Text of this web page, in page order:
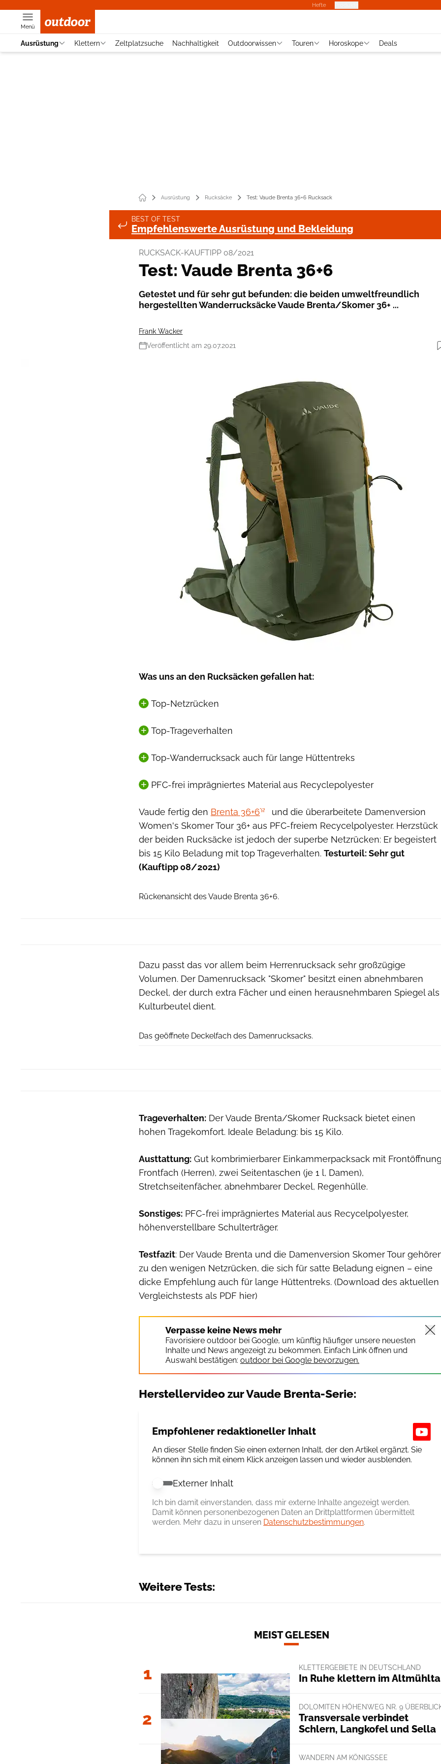
Hefte
Menü
Ausrüstung Klettern Zeltplatzsuche Nachhaltigkeit Outdoorwissen Touren Horoskope Deals
Ausrüstung Rucksäcke Test: Vaude Brenta 36+6 Rucksack
BEST OF TEST
Empfehlenswerte Ausrüstung und Bekleidung
RUCKSACK-KAUFTIPP 08/2021
Test: Vaude Brenta 36+6
Getestet und für sehr gut befunden: die beiden umweltfreundlich
hergestellten Wanderrucksäcke Vaude Brenta/Skomer 36+ ...
Frank Wacker
Veröffentlicht am 29.07.2021
Was uns an den Rucksäcken gefallen hat:
Top-Netzrücken
Top-Trageverhalten
Top-Wanderrucksack auch für lange Hüttentreks
PFC-frei imprägniertes Material aus Recyclepolyester
Vaude fertig den Brenta 36+6
und die überarbeitete Damenversion
Women's Skomer Tour 36+ aus PFC-freiem Recycelpolyester. Herzstück
der beiden Rucksäcke ist jedoch der superbe Netzrücken: Er begeistert
bis 15 Kilo Beladung mit top Trageverhalten. Testurteil: Sehr gut
(Kauftipp 08/2021)
Rückenansicht des Vaude Brenta 36+6.
Dazu passt das vor allem beim Herrenrucksack sehr großzügige
Volumen. Der Damenrucksack "Skomer" besitzt einen abnehmbaren
Deckel, der durch extra Fächer und einen herausnehmbaren Spiegel als
Kulturbeutel dient.
Das geöffnete Deckelfach des Damenrucksacks.
Trageverhalten: Der Vaude Brenta/Skomer Rucksack bietet einen
hohen Tragekomfort. Ideale Beladung: bis 15 Kilo.
Austtattung: Gut kombrimierbarer Einkammerpacksack mit
Frontfach (Herren), zwei Seitentaschen (je 1 l, Damen),
Stretchseitenfächer, abnehmbarer Deckel, Regenhülle.
Sonstiges: PFC-frei imprägniertes Material aus Recycelpolyester,
höhenverstellbare Schulterträger.
Testfazit: Der Vaude Brenta und die Damenversion Skomer Tour
zu den wenigen Netzrücken, die sich für satte Beladung eignen – eine
dicke Empfehlung auch für lange Hüttentreks. (Download des aktuellen
Vergleichstests als PDF hier)
Verpasse keine News mehr
Favorisiere outdoor bei Google, um künftig häufiger unsere neuesten
Inhalte und News angezeigt zu bekommen. Einfach Link öffnen und
Auswahl bestätigen: outdoor bei Google bevorzugen.
Herstellervideo zur Vaude Brenta-Serie:
Empfohlener redaktioneller Inhalt
An dieser Stelle finden Sie einen externen Inhalt, der den Artikel ergänzt. Sie
können ihn sich mit einem Klick anzeigen lassen und wieder ausblenden.
Externer Inhalt erlauben
Externer Inhalt
Ich bin damit einverstanden, dass mir externe Inhalte angezeigt werden.
Damit können personenbezogenen Daten an Drittplattformen übermittelt
werden. Mehr dazu in unseren Datenschutzbestimmungen.
Weitere Tests:
MEIST GELESEN
1 KLETTERGEBIETE IN DEUTSCHLAND
In Ruhe klettern im
2
DOLOMITEN HÖHENWEG NR. 9
Transversale verbindet
Schlern, Langkofel und Sella
WANDERN AM KÖNIGSSEE